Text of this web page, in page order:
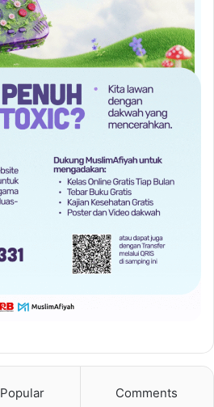
Popular Comments